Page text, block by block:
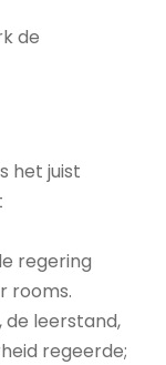
de
het juist
regering
rooms.
de leerstand,
regeerde;